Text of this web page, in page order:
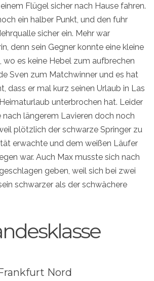
Flügel sicher nach Hause fahren.
ein halber Punkt, und den fuhr
sicher ein. Mehr war
denn sein Gegner konnte eine kleine
wo es keine Hebel zum aufbrechen
Sven zum Matchwinner und es hat
dass er mal kurz seinen Urlaub in Las
unterbrochen hat. Leider
nach längerem Lavieren doch noch
plötzlich der schwarze Springer zu
erwachte und dem weißen Läufer
war. Auch Max musste sich nach
geben, weil sich bei zwei
schwarzer als der schwächere
Nord